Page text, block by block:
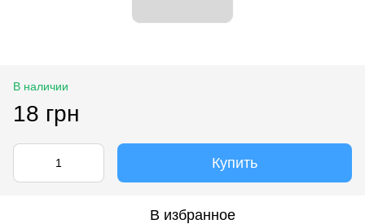
В наличии
18 грн
Купить
В избранное